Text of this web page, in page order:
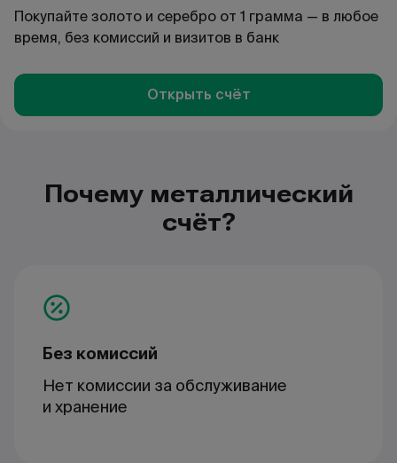
Покупайте золото и серебро от 1 грамма — в любое
время, без комиссий и визитов в банк
Открыть счёт
Почему металлический
счёт?
Без комиссий
Нет комиссии за обслуживание
и хранение